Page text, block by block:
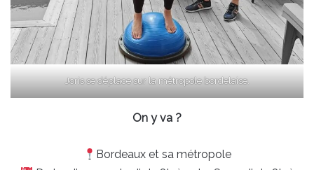
Joris se déplace sur la métropole bordelaise.
On y va ?
Bordeaux et sa métropole